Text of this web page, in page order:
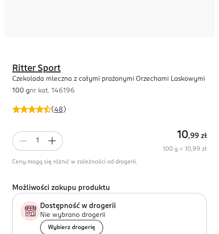
(48 )
Ritter Sport
Czekolada mleczna z całymi prażonymi Orzechami Laskowymi
100 gnr kat. 146196
10,99 zł
100 g = 10,99 zł
Ceny mogą się różnić w zależności od drogerii.
Możliwości zakupu produktu
Dostępność w drogerii
Nie wybrano drogerii
Wybierz drogerię